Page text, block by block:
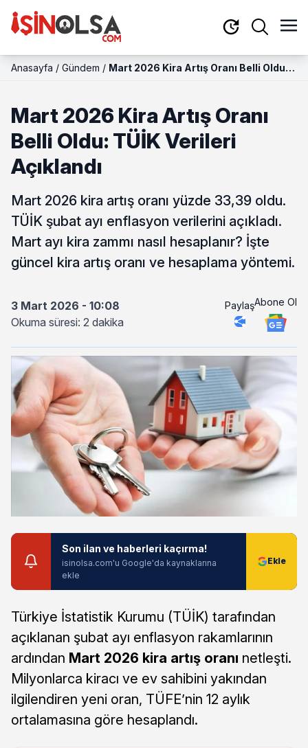
Anasayfa / Gündem / Mart 2026 Kira Artış Oranı Belli Oldu:
Mart 2026 Kira Artış Oranı
Belli Oldu: TÜİK Verileri
Açıklandı
Mart 2026 kira artış oranı yüzde 33,39 oldu.
TÜİK şubat ayı enflasyon verilerini açıkladı.
Mart ayı kira zammı nasıl hesaplanır? İşte
güncel kira artış oranı ve hesaplama yöntemi.
3 Mart 2026 - 10:08
Okuma süresi: 2 dakika
PaylaşAbone Ol
Son ilan ve haberleri kaçırma!
isinolsa.com'u Google'da kaynaklarına
ekle
Türkiye İstatistik Kurumu (TÜİK) tarafından
açıklanan şubat ayı enflasyon rakamlarının
ardından Mart 2026 kira artış oranı netleşti.
Milyonlarca kiracı ve ev sahibini yakından
ilgilendiren yeni oran, TÜFE’nin 12 aylık
ortalamasına göre hesaplandı.